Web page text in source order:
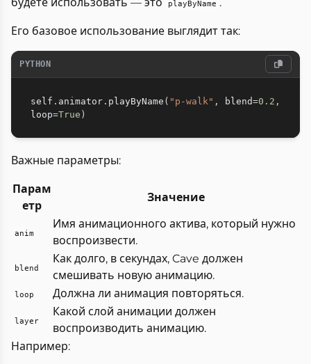
playByName
Его базовое использование выглядит так:
PYTHON
self . animator . playByName ( "p-walk" , blend=0.2 ,
loop=True )
Важные параметры:
Парам
етр
Значение
anim
Имя анимационного актива, который нужно
воспроизвести.
blend
Как долго, в секундах, Cave должен
смешивать новую анимацию.
loop Должна ли анимация повторяться.
layer
Какой слой анимации должен
воспроизводить анимацию.
Например: